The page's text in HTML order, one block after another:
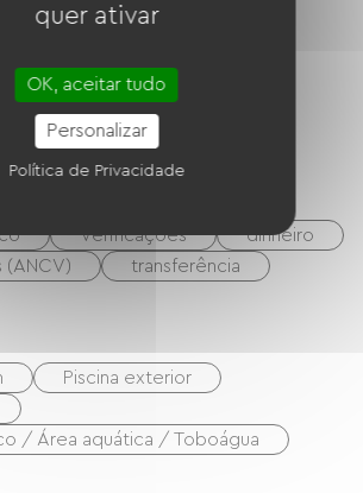
bebês
coletiva
roupa coletiva
comuns
Verificações
dinheiro
(ANCV)
transferência
Piscina exterior
/ Área aquática / Toboágua
quer ativar
OK, aceitar tudo
Personalizar
Política de Privacidade